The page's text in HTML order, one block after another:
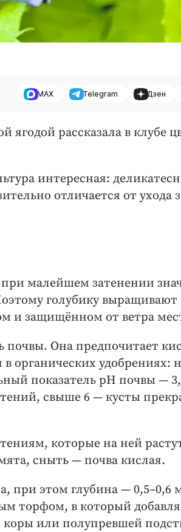
MAX Telegram Дзен
ягодой рассказала в клубе
интересная:
отличается от ухода
малейшем затенении
голубику выращивают
и защищённом от ветра
почвы. Она предпочитает
органических удобрениях:
показатель рН почвы —
свыше 6 — кусты
которые на ней
сныть — почва кислая.
при этом глубина — 0,5–0,6
торфом, в который
или полупревшей